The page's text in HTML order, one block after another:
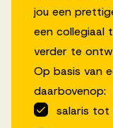
jou een
een collegiaal
verder te
Op basis van
daarbovenop:
salaris tot